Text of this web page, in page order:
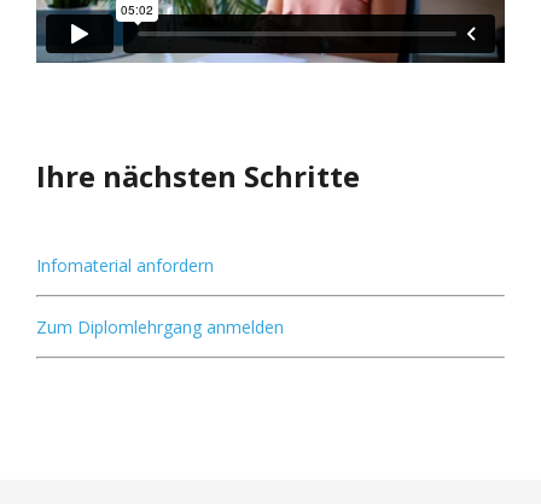
Ihre nächsten Schritte
Infomaterial anfordern
Zum Diplomlehrgang anmelden